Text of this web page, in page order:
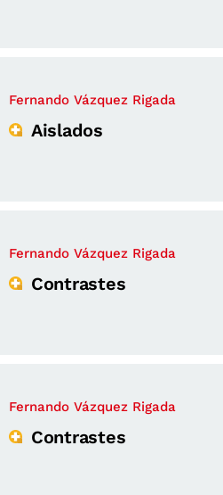
Fernando Vázquez Rigada
Aislados
Fernando Vázquez Rigada
Contrastes
Fernando Vázquez Rigada
Contrastes